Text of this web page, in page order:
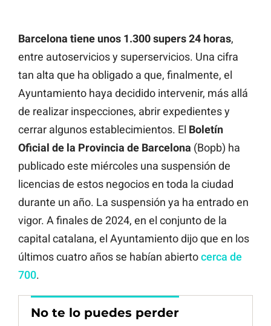
Barcelona tiene unos 1.300 supers 24 horas,
entre autoservicios y superservicios. Una cifra
tan alta que ha obligado a que, finalmente, el
Ayuntamiento haya decidido intervenir, más allá
de realizar inspecciones, abrir expedientes y
cerrar algunos establecimientos. El Boletín
Oficial de la Provincia de Barcelona (Bopb) ha
publicado este miércoles una suspensión de
licencias de estos negocios en toda la ciudad
durante un año. La suspensión ya ha entrado en
vigor. A finales de 2024, en el conjunto de la
capital catalana, el Ayuntamiento dijo que en los
últimos cuatro años se habían abiertocerca de
700.
No te lo puedes perder